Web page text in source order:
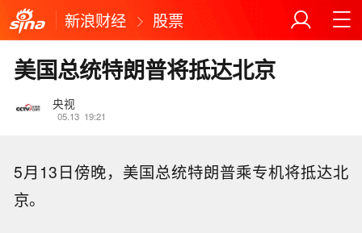
新浪财经 股票
美国总统特朗普将抵达北京
央视
05.13 19:21
5月13日傍晚，美国总统特朗普乘专机将抵达北
京。